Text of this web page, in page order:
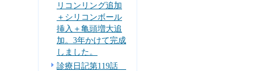
リコンリング追加
＋シリコンボール
挿入＋亀頭増大追
加。3年かけて完成
しました。
診療日記第119話